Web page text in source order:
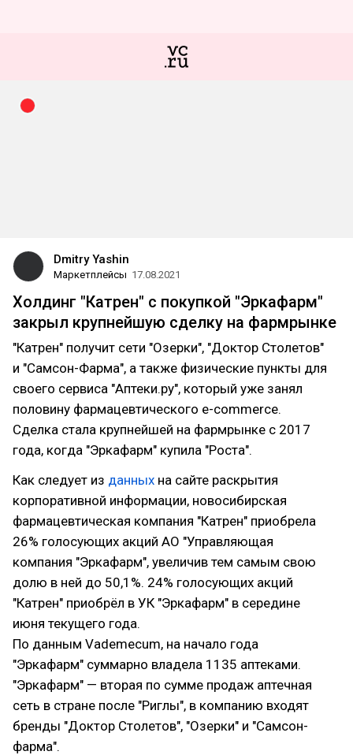
Dmitry Yashin
Маркетплейсы 17.08.2021
Холдинг "Катрен" с покупкой "Эркафарм"
закрыл крупнейшую сделку на фармрынке
"Катрен" получит сети "Озерки", "Доктор Столетов"
и "Самсон-Фарма", а также физические пункты для
своего сервиса "Аптеки.ру", который уже занял
половину фармацевтического e-commerce.
Сделка стала крупнейшей на фармрынке с 2017
года, когда "Эркафарм" купила "Роста".
Как следует из данных на сайте раскрытия
корпоративной информации, новосибирская
фармацевтическая компания "Катрен" приобрела
26% голосующих акций АО "Управляющая
компания "Эркафарм", увеличив тем самым свою
долю в ней до 50,1%. 24% голосующих акций
"Катрен" приобрёл в УК "Эркафарм" в середине
июня текущего года.
По данным Vademecum, на начало года
"Эркафарм" суммарно владела 1135 аптеками.
"Эркафарм" — вторая по сумме продаж аптечная
сеть в стране после "Риглы", в компанию входят
бренды "Доктор Столетов", "Озерки" и "Самсон-
фарма".